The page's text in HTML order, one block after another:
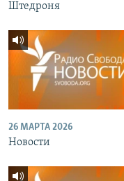
Штедроня
26 МАРТА 2026
Новости